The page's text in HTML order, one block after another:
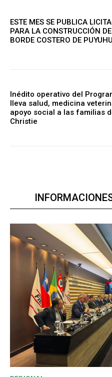
ESTE MES SE PUBLICA
PARA LA CONSTRUCCIÓN
BORDE COSTERO DE
Inédito operativo del
lleva salud, medicina
apoyo social a las familias
Christie